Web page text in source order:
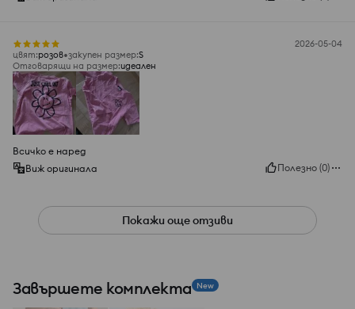
2026-05-04
цвят:розов закупен размер:S
Отговарящи на размер:идеален
Всичко е наред
Виж оригинала
Полезно (0)
Покажи още отзиви
Завършете комплекта New